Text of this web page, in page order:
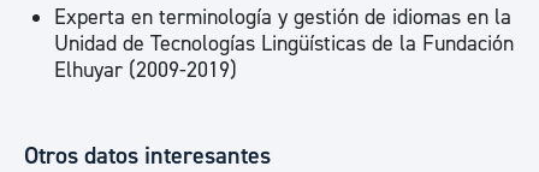
Experta en terminología y gestión de idiomas en la
Unidad de Tecnologías Lingüísticas de la Fundación
Elhuyar (2009-2019)
Otros datos interesantes